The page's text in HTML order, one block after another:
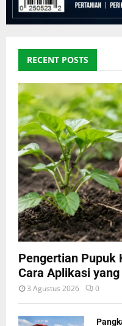
RECENT POSTS
Pengertian Pupuk
Cara Aplikasi
3 Agustus 2026 0